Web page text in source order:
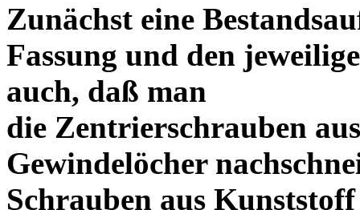
Zunächst eine
Fassung und den
auch, daß man
die Zentrierschrauben
Gewindelöcher
Schrauben aus